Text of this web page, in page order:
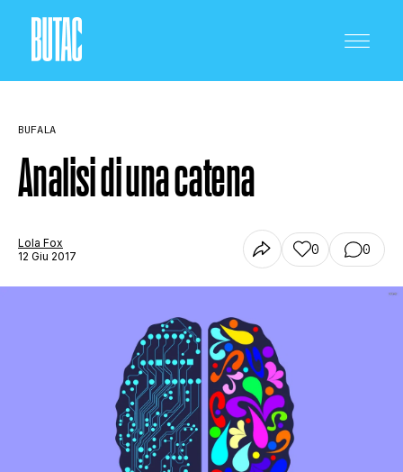
SALUTE E MEDICINA
STORIA E CITAZIONI
BUFALA
Analisi di una catena
Lola Fox
12 Giu 2017
0 0